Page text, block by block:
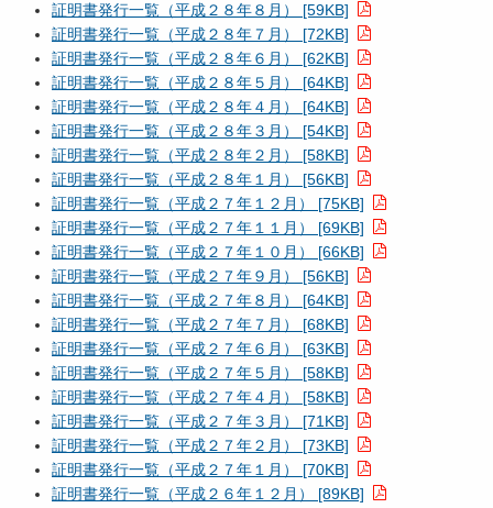
証明書発行一覧（平成２８年８月） [59KB]
証明書発行一覧（平成２８年７月） [72KB]
証明書発行一覧（平成２８年６月） [62KB]
証明書発行一覧（平成２８年５月） [64KB]
証明書発行一覧（平成２８年４月） [64KB]
証明書発行一覧（平成２８年３月） [54KB]
証明書発行一覧（平成２８年２月） [58KB]
証明書発行一覧（平成２８年１月） [56KB]
証明書発行一覧（平成２７年１２月） [75KB]
証明書発行一覧（平成２７年１１月） [69KB]
証明書発行一覧（平成２７年１０月） [66KB]
証明書発行一覧（平成２７年９月） [56KB]
証明書発行一覧（平成２７年８月） [64KB]
証明書発行一覧（平成２７年７月） [68KB]
証明書発行一覧（平成２７年６月） [63KB]
証明書発行一覧（平成２７年５月） [58KB]
証明書発行一覧（平成２７年４月） [58KB]
証明書発行一覧（平成２７年３月） [71KB]
証明書発行一覧（平成２７年２月） [73KB]
証明書発行一覧（平成２７年１月） [70KB]
証明書発行一覧（平成２６年１２月） [89KB]